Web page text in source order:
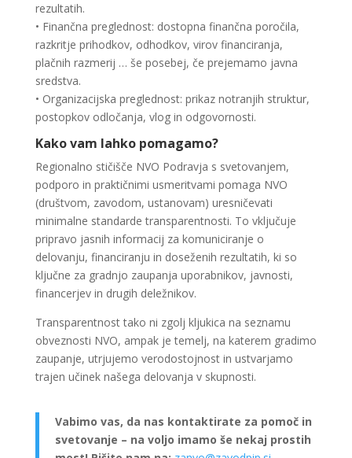
rezultatih.
• Finančna preglednost: dostopna finančna poročila,
razkritje prihodkov, odhodkov, virov financiranja,
plačnih razmerij … še posebej, če prejemamo javna
sredstva.
• Organizacijska preglednost: prikaz notranjih struktur,
postopkov odločanja, vlog in odgovornosti.
Kako vam lahko pomagamo?
Regionalno stičišče NVO Podravja s svetovanjem,
podporo in praktičnimi usmeritvami pomaga NVO
(društvom, zavodom, ustanovam) uresničevati
minimalne standarde transparentnosti. To vključuje
pripravo jasnih informacij za komuniciranje o
delovanju, financiranju in doseženih rezultatih, ki so
ključne za gradnjo zaupanja uporabnikov, javnosti,
financerjev in drugih deležnikov.
Transparentnost tako ni zgolj kljukica na seznamu
obveznosti NVO, ampak je temelj, na katerem gradimo
zaupanje, utrjujemo verodostojnost in ustvarjamo
trajen učinek našega delovanja v skupnosti.
Vabimo vas, da nas kontaktirate za pomoč in
svetovanje – na voljo imamo še nekaj prostih